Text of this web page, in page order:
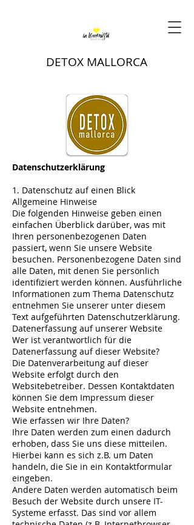
DETOX MALLORCA
Datenschutzerklärung
1. Datenschutz auf einen Blick
Allgemeine Hinweise
Die folgenden Hinweise geben einen
einfachen Überblick darüber, was mit
Ihren personenbezogenen Daten
passiert, wenn Sie unsere Website
besuchen. Personenbezogene Daten sind
alle Daten, mit denen Sie persönlich
identifiziert werden können. Ausführliche
Informationen zum Thema Datenschutz
entnehmen Sie unserer unter diesem
Text aufgeführten Datenschutzerklärung.
Datenerfassung auf unserer Website
Wer ist verantwortlich für die
Datenerfassung auf dieser Website?
Die Datenverarbeitung auf dieser
Website erfolgt durch den
Websitebetreiber. Dessen Kontaktdaten
können Sie dem Impressum dieser
Website entnehmen.
Wie erfassen wir Ihre Daten?
Ihre Daten werden zum einen dadurch
erhoben, dass Sie uns diese mitteilen.
Hierbei kann es sich z.B. um Daten
handeln, die Sie in ein Kontaktformular
eingeben.
Andere Daten werden automatisch beim
Besuch der Website durch unsere IT-
Systeme erfasst. Das sind vor allem